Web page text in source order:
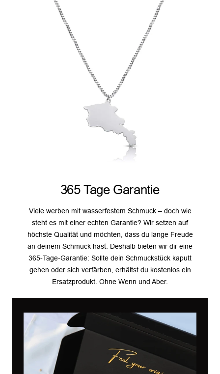
365 Tage Garantie
Viele werben mit wasserfestem Schmuck – doch wie
steht es mit einer echten Garantie? Wir setzen auf
höchste Qualität und möchten, dass du lange Freude
an deinem Schmuck hast. Deshalb bieten wir dir eine
365-Tage-Garantie: Sollte dein Schmuckstück kaputt
gehen oder sich verfärben, erhältst du kostenlos ein
Ersatzprodukt. Ohne Wenn und Aber.